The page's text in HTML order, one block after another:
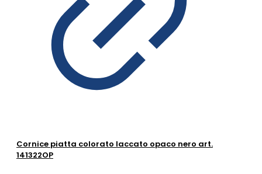
Cornice piatta colorato laccato opaco nero art.
141322OP